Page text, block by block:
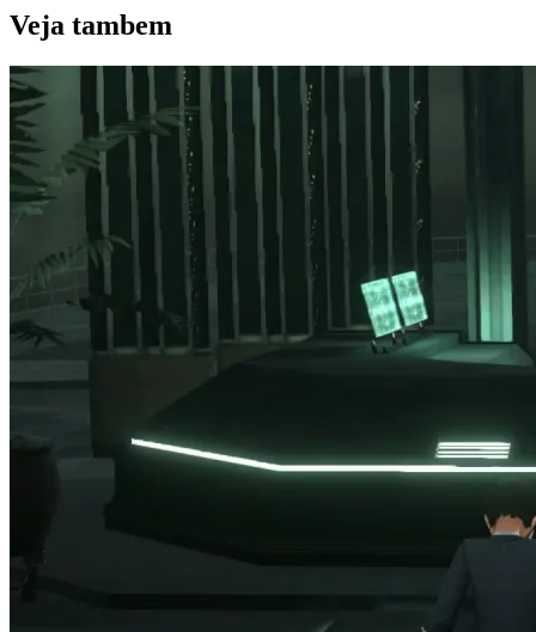
Veja tambem